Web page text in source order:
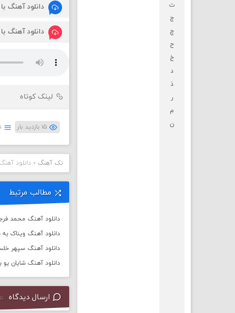
دانلود آهنگ
دانلود آهنگ
لینک کوتاه
۱۵ بازدید بار
تک آهنگ »دانلود
مطالب مرتبط
دانلود آهنگ محمد
دانلود آهنگ ویناک به
دانلود آهنگ سپهر
دانلود آهنگ شایان یو
ارسال دیدگاه
ت
ج
چ
ح
خ
د
ذ
ر
م
ن